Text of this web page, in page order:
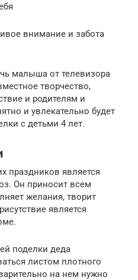
внимание и забота
малыша от телевизора
творчество,
и родителям и
и увлекательно будет
с детьми 4 лет.
праздников является
Он приносит всем
желания, творит
является
поделки деда
листом плотного
на нем нужно